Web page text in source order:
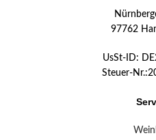
97762
UsSt-ID:
Steuer-